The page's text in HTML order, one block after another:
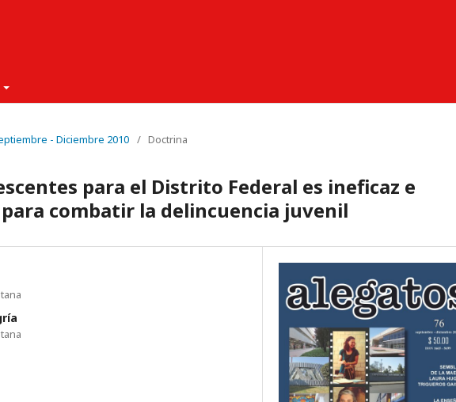
- Diciembre 2010 / Doctrina
para el Distrito Federal es ineficaz e
combatir la delincuencia juvenil